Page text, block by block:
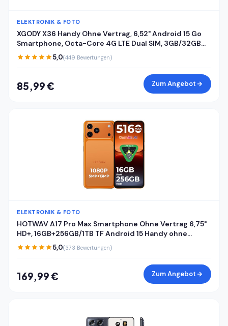
ELEKTRONIK & FOTO
XGODY X36 Handy Ohne Vertrag, 6,52" Android 15 Go
Smartphone, Octa-Core 4G LTE Dual SIM, 3GB/32GB
(256GB Erweiterbar), 4200mAh, 13MP+5MP Kamera,
Gesichtserkennung, USB-C, GPS, Schwarz
5,0(449 Bewertungen)
85,99 € Zum Angebot
ELEKTRONIK & FOTO
HOTWAV A17 Pro Max Smartphone Ohne Vertrag 6,75"
HD+, 16GB+256GB/1TB TF Android 15 Handy ohne
vertrag, 5160mAh Akku Quick-Charge, Dual SIM 4G
Handys,Fingerabdruck/Face ID/Gemini AI/GPS/OTG
5,0(373 Bewertungen)
169,99 € Zum Angebot